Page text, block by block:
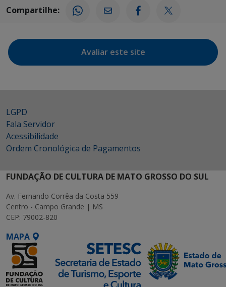
Compartilhe:
Avaliar este site
LGPD
Fala Servidor
Acessibilidade
Ordem Cronológica de Pagamentos
FUNDAÇÃO DE CULTURA DE MATO GROSSO DO SUL
Av. Fernando Corrêa da Costa 559
Centro - Campo Grande | MS
CEP: 79002-820
MAPA